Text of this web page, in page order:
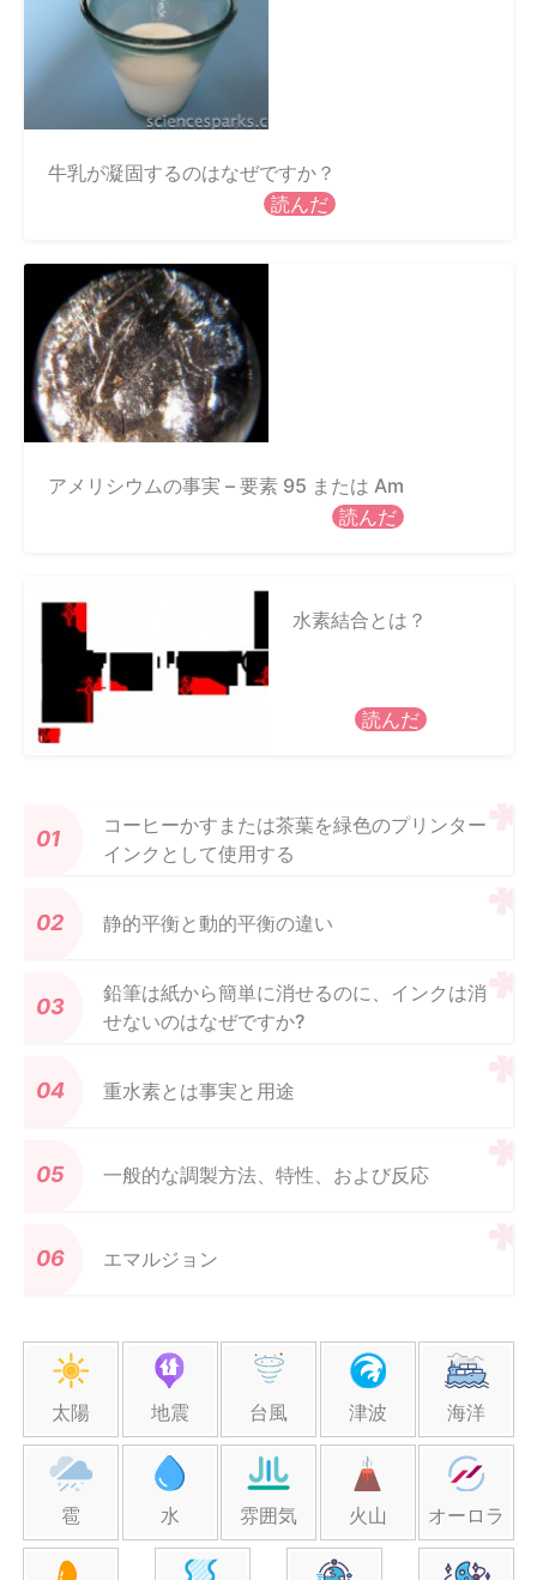
牛乳が凝固するのはなぜですか？
読んだ
アメリシウムの事実 – 要素 95 または Am
読んだ
水素結合とは？
読んだ
コーヒーかすまたは茶葉を緑色のプリンター
インクとして使用する
静的平衡と動的平衡の違い
鉛筆は紙から簡単に消せるのに、インクは消
せないのはなぜですか?
重水素とは事実と用途
一般的な調製方法、特性、および反応
エマルジョン
太陽 地震 台風 津波 海洋
雹 水 雰囲気 火山 オーロラ